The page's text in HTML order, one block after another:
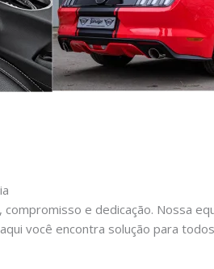
e dedicação. Nossa
você encontra solução para